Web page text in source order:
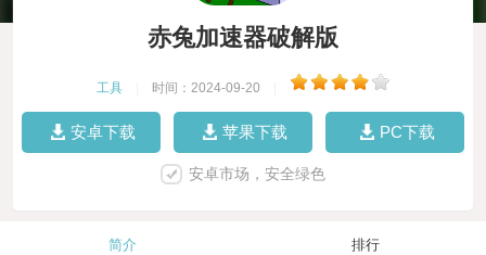
赤兔加速器破解版
工具 时间：2024-09-20
安卓下载 苹果下载 PC下载
安卓市场，安全绿色
简介 排行